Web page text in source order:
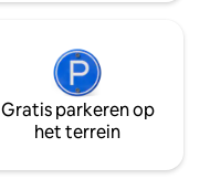
Gratis parkeren op
het terrein